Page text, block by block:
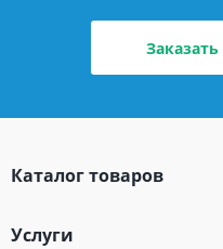
Каталог товаров
Услуги